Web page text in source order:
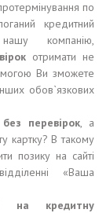
по
кредитний
компанію,
вірокотримати не
Ви зможете
обов`язкових
перевірок, а
картку? В такому
позику на сайті
«Ваша
на кредитну